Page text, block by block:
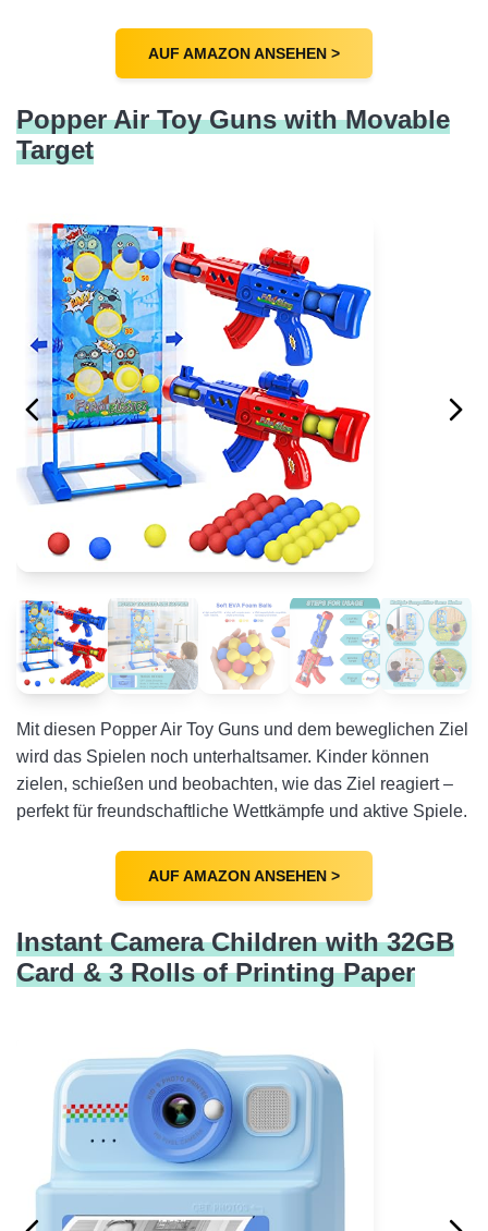
AUF AMAZON ANSEHEN >
Popper Air Toy Guns with Movable
Target
Mit diesen Popper Air Toy Guns und dem beweglichen Ziel
wird das Spielen noch unterhaltsamer. Kinder können
zielen, schießen und beobachten, wie das Ziel reagiert –
perfekt für freundschaftliche Wettkämpfe und aktive Spiele.
AUF AMAZON ANSEHEN >
Instant Camera Children with 32GB
Card & 3 Rolls of Printing Paper